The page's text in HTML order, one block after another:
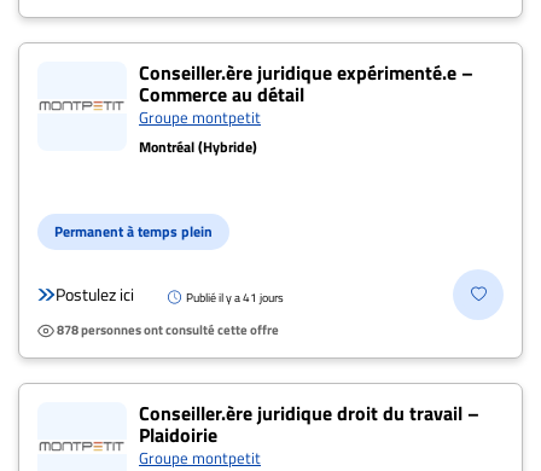
Conseiller.ère juridique expérimenté.e –
Commerce au détail
Groupe montpetit
Montréal (Hybride)
Permanent à temps plein
Postulez ici Publié il y a 41 jours
878 personnes ont consulté cette offre
Conseiller.ère juridique droit du travail –
Plaidoirie
Groupe montpetit